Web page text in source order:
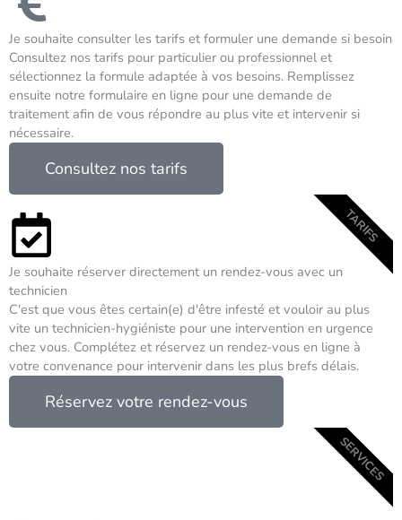
Je souhaite consulter les tarifs et formuler une demande si besoin
Consultez nos tarifs pour particulier ou professionnel et
sélectionnez la formule adaptée à vos besoins. Remplissez
ensuite notre formulaire en ligne pour une demande de
traitement afin de vous répondre au plus vite et intervenir si
nécessaire.
Consultez nos tarifs
TARIFS
Je souhaite réserver directement un rendez-vous avec un
technicien
C'est que vous êtes certain(e) d'être infesté et vouloir au plus
vite un technicien-hygiéniste pour une intervention en urgence
chez vous. Complétez et réservez un rendez-vous en ligne à
votre convenance pour intervenir dans les plus brefs délais.
Réservez votre rendez-vous
SERVICES